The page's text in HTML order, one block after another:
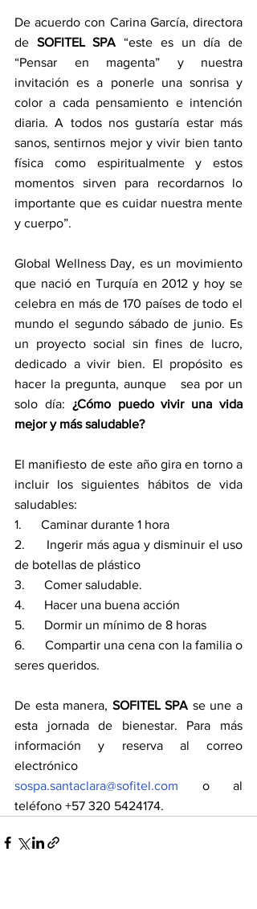
De acuerdo con Carina García, directora
de SOFITEL SPA “este es un día de
“Pensar en magenta” y nuestra
invitación es a ponerle una sonrisa y
color a cada pensamiento e intención
diaria. A todos nos gustaría estar más
sanos, sentirnos mejor y vivir bien tanto
física como espiritualmente y estos
momentos sirven para recordarnos lo
importante que es cuidar nuestra mente
y cuerpo”.
Global Wellness Day, es un movimiento
que nació en Turquía en 2012 y hoy se
celebra en más de 170 países de todo el
mundo el segundo sábado de junio. Es
un proyecto social sin fines de lucro,
dedicado a vivir bien. El propósito es
hacer la pregunta, aunque   sea por un
solo día: ¿Cómo puedo vivir una vida
mejor y más saludable?
El manifiesto de este año gira en torno a
incluir los siguientes hábitos de vida
saludables:
1.      Caminar durante 1 hora
2.      Ingerir más agua y disminuir el uso
de botellas de plástico
3.      Comer saludable.
4.      Hacer una buena acción
5.      Dormir un mínimo de 8 horas
6.      Compartir una cena con la familia o
seres queridos.
De esta manera, SOFITEL SPA se une a
esta jornada de bienestar. Para más
información y reserva al correo
sospa.santaclara@sofitel.com o al
teléfono +57 320 5424174.